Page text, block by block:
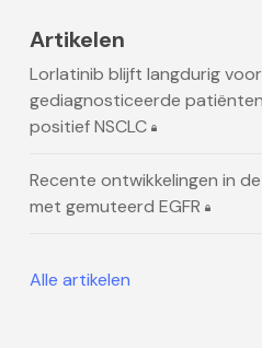
Artikelen
Lorlatinib blijft langdurig
gediagnosticeerde
positief NSCLC
Recente ontwikkelingen in
met gemuteerd EGFR
Alle artikelen